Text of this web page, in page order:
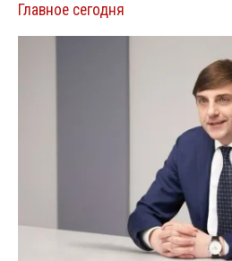
Главное сегодня